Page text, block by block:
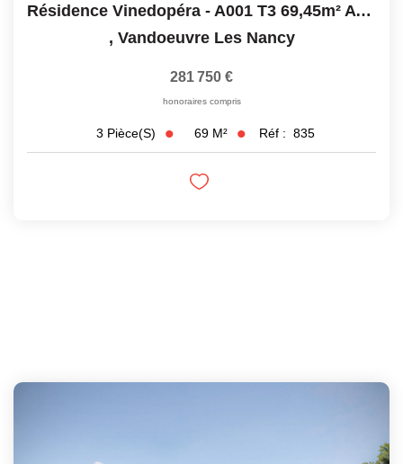
Résidence Vinedopéra - A001 T3 69,45m² Avec Jardin Privatif
, Vandoeuvre Les Nancy
281 750 €
honoraires compris
3 Pièce(s) 69 M² Réf : 835